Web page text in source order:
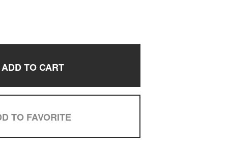
ADD TO CART
TO FAVORITE